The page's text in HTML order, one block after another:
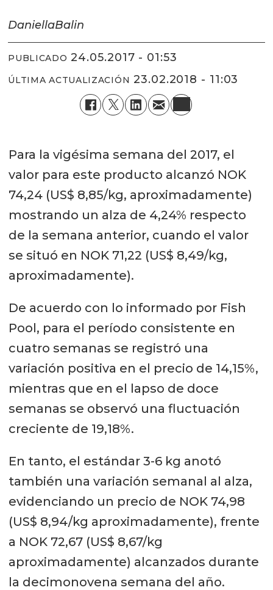
DaniellaBalin
PUBLICADO 24.05.2017 - 01:53
ÚLTIMA ACTUALIZACIÓN 23.02.2018 - 11:03
Para la vigésima semana del 2017, el
valor para este producto alcanzó NOK
74,24 (US$ 8,85/kg, aproximadamente)
mostrando un alza de 4,24% respecto
de la semana anterior, cuando el valor
se situó en NOK 71,22 (US$ 8,49/kg,
aproximadamente).
De acuerdo con lo informado por Fish
Pool, para el período consistente en
cuatro semanas se registró una
variación positiva en el precio de 14,15%,
mientras que en el lapso de doce
semanas se observó una fluctuación
creciente de 19,18%.
En tanto, el estándar 3-6 kg anotó
también una variación semanal al alza,
evidenciando un precio de NOK 74,98
(US$ 8,94/kg aproximadamente), frente
a NOK 72,67 (US$ 8,67/kg
aproximadamente) alcanzados durante
la decimonovena semana del año.